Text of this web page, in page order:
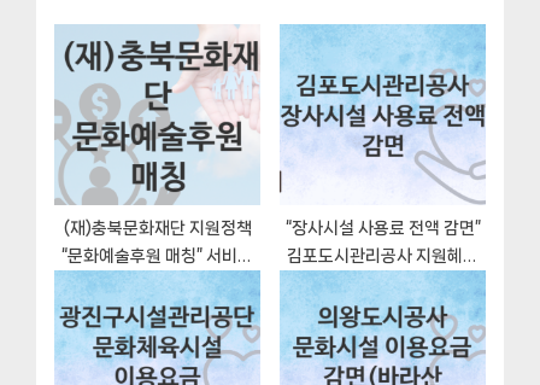
o
s
t
:
s
t
(재)충북문화재단 지원정책
“문화예술후원 매칭” 서비스
관리부서 – 신청 방법
“장사시설 사용료 전액 감면”
김포도시관리공사 지원혜택
일정과 신청방법